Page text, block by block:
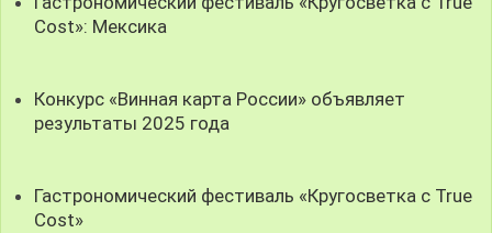
Cost»: Мексика
Конкурс «Винная карта России» объявляет
результаты 2025 года
Гастрономический фестиваль «Кругосветка с True
Cost»